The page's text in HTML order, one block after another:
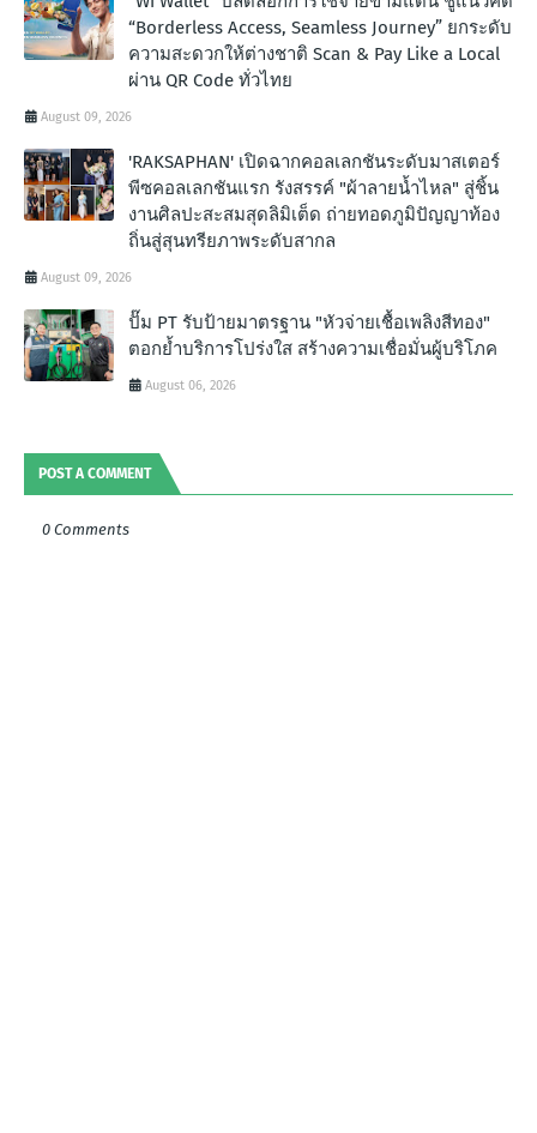
“Borderless Access, Seamless Journey” ยกระดับ
ความสะดวกให้ต่างชาติ Scan & Pay Like a Local
ผ่าน QR Code ทั่วไทย
August 09, 2026
'RAKSAPHAN' เปิดฉากคอลเลกชันระดับมาสเตอร์
พีซคอลเลกชันแรก รังสรรค์ "ผ้าลายน้ำไหล" สู่ชิ้น
งานศิลปะสะสมสุดลิมิเต็ด ถ่ายทอดภูมิปัญญาท้อง
ถิ่นสู่สุนทรียภาพระดับสากล
August 09, 2026
ปั๊ม PT รับป้ายมาตรฐาน "หัวจ่ายเชื้อเพลิงสีทอง"
ตอกย้ำบริการโปร่งใส สร้างความเชื่อมั่นผู้บริโภค
August 06, 2026
POST A COMMENT
0 Comments